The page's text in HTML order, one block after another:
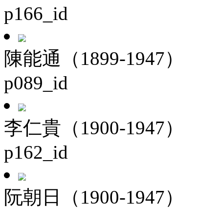
p166_id
陳能通（1899-1947）
p089_id
李仁貴（1900-1947）
p162_id
阮朝日（1900-1947）